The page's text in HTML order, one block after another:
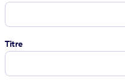
Titre